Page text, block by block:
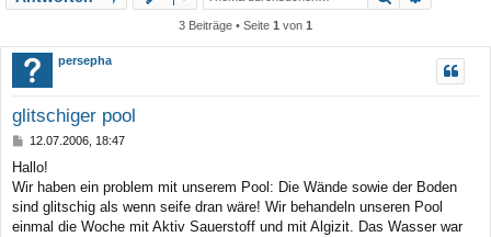
3 Beiträge • Seite 1 von 1
persepha
glitschiger pool
B
i
t
r
a
12.07.2006, 18:47
Hallo!
Wir haben ein problem mit unserem Pool: Die Wände sowie der Boden
sind glitschig als wenn seife dran wäre! Wir behandeln unseren Pool
einmal die Woche mit Aktiv Sauerstoff und mit Algizit. Das Wasser war